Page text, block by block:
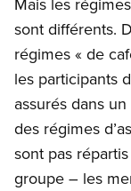
sont différents.
régimes « de
les participants
assurés dans
des régimes
sont pas
groupe – les